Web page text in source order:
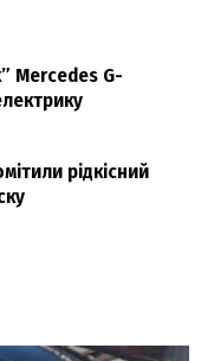
Mercedes G-
рідкісний